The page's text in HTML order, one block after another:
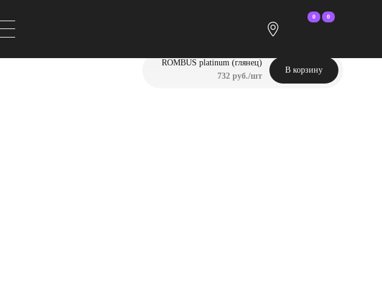
0 0
ROMBUS platinum (глянец)
732 руб./шт
В корзину